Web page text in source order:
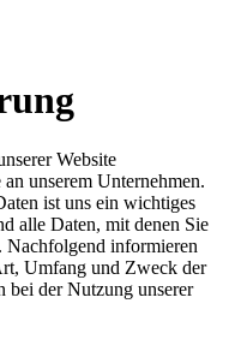
Website
unserem Unternehmen.
ist uns ein wichtiges
alle Daten, mit denen Sie
informieren
Umfang und Zweck der
bei der Nutzung unserer